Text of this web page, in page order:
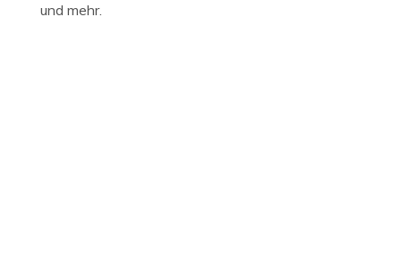
und mehr.